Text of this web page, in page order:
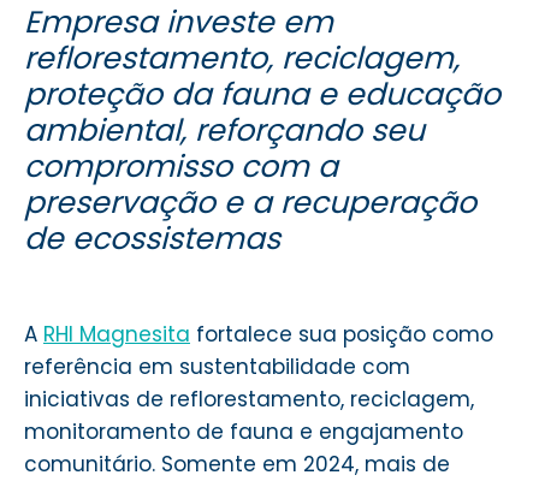
Empresa investe em
reflorestamento, reciclagem,
proteção da fauna e educação
ambiental, reforçando seu
compromisso com a
preservação e a recuperação
de ecossistemas
A RHI Magnesita fortalece sua posição como
referência em sustentabilidade com
iniciativas de reflorestamento, reciclagem,
monitoramento de fauna e engajamento
comunitário. Somente em 2024, mais de